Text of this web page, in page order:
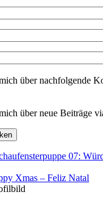
über nachfolgende
über neue Beiträge
07:
Xmas – Feliz Natal